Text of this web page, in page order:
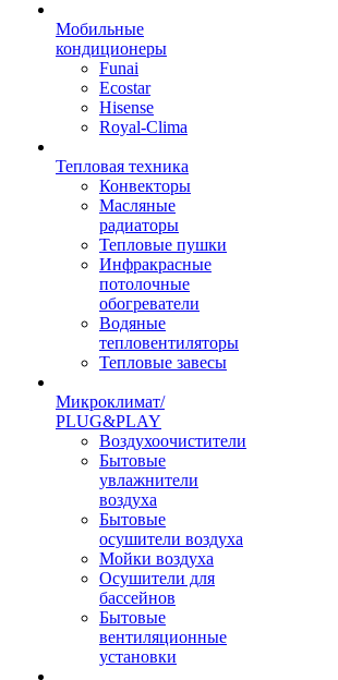
Мобильные
кондиционеры
Funai
Ecostar
Hisense
Royal-Clima
Тепловая техника
Конвекторы
Масляные
радиаторы
Тепловые пушки
Инфракрасные
потолочные
обогреватели
Водяные
тепловентиляторы
Тепловые завесы
Микроклимат/
PLUG&PLAY
Воздухоочистители
Бытовые
увлажнители
воздуха
Бытовые
осушители воздуха
Мойки воздуха
Осушители для
бассейнов
Бытовые
вентиляционные
установки